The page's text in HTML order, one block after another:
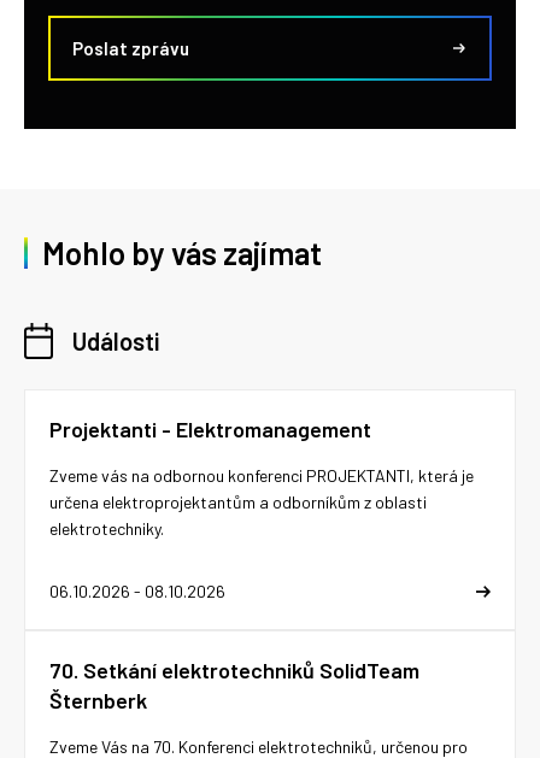
Poslat zprávu
Mohlo by vás zajímat
Události
Projektanti - Elektromanagement
06.10.2026 - 08.10.2026
Zveme vás na odbornou konferenci PROJEKTANTI, která je
určena elektroprojektantům a odborníkům z oblasti
elektrotechniky.
70. Setkání elektrotechniků SolidTeam
Šternberk
Zveme Vás na 70. Konferenci elektrotechniků, určenou pro